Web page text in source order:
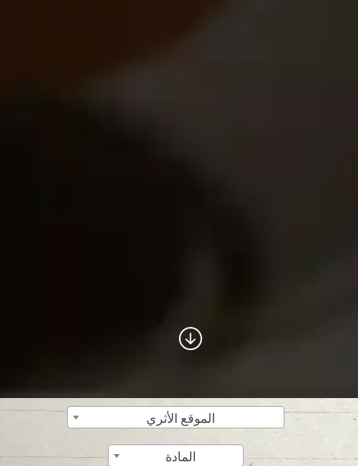
الموقع الأثري
المادة